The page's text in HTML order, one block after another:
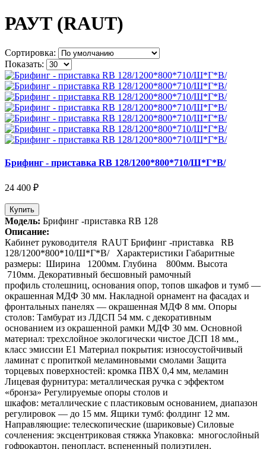
РАУТ (RAUT)
Сортировка:
Показать:
Брифинг - приставка RB 128/1200*800*710/Ш*Г*В/
24 400 ₽
Купить
Модель: Брифинг -приставка RB 128
Описание:
Кабинет руководителя RAUT Брифинг -приставка RB
128/1200*800*10/Ш*Г*В/ Характеристики Габаритные
размеры: Ширина 1200мм. Глубина 800мм. Высота
710мм. Декоративный бесшовный рамочный
профиль столешниц, основания опор, топов шкафов и тумб —
окрашенная МДФ 30 мм. Накладной орнамент на фасадах и
фронтальных панелях — окрашенная МДФ 8 мм. Опоры
столов: Тамбурат из ЛДСП 54 мм. с декоративным
основанием из окрашенной рамки МДФ 30 мм. Основной
материал: трехслойное экологически чистое ДСП 18 мм.,
класс эмиссии Е1 Материал покрытия: износоустойчивый
ламинат с пропиткой меламиновыми смолами Защита
торцевых поверхностей: кромка ПВХ 0,4 мм, меламин
Лицевая фурнитура: металлическая ручка с эффектом
«бронза» Регулируемые опоры столов и
шкафов: металлические с пластиковым основанием, диапазон
регулировок — до 15 мм. Ящики тумб: фолдинг 12 мм.
Направляющие: телескопические (шариковые) Силовые
сочленения: эксцентриковая стяжка Упаковка: многослойный
гофрокартон, пенопласт, вспененный полиэтилен.